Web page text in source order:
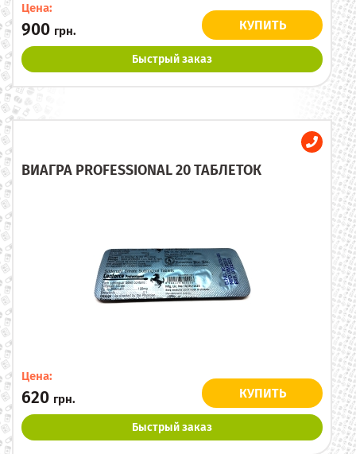
Цена:
900 грн. КУПИТЬ
Быстрый заказ
ВИАГРА PROFESSIONAL 20 ТАБЛЕТОК
Цена:
620 грн. КУПИТЬ
Быстрый заказ